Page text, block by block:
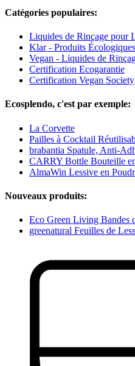
Catégories populaires:
Liquides de Rinçage pour
Klar - Produits
Vegan - Liquides de
Certification Ecogarantie
Certification Vegan Society
Ecosplendo, c'est par exemple:
La Corvette
Pailles à Cocktail
brabantia Spatule, Anti-
CARRY Bottle Bouteille
AlmaWin Lessive en
Nouveaux produits:
Eco Green Living Bandes
greenatural Feuilles de